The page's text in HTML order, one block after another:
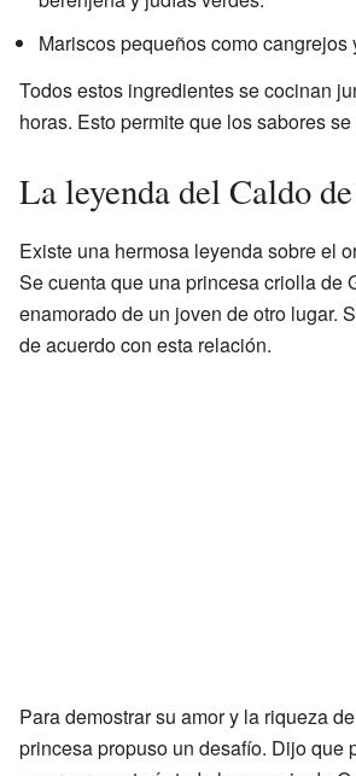
Mariscos pequeños como cangrejos
Todos estos ingredientes se cocinan
horas. Esto permite que los sabores
La leyenda del Caldo
Existe una hermosa leyenda sobre el
Se cuenta que una princesa criolla de
enamorado de un joven de otro lugar.
de acuerdo con esta relación.
Para demostrar su amor y la riqueza
princesa propuso un desafío. Dijo que